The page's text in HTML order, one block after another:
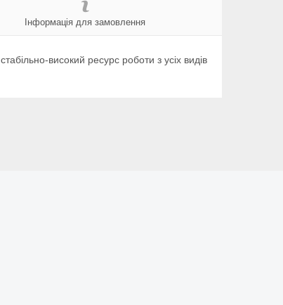
Інформація для замовлення
високий ресурс роботи з усіх видів